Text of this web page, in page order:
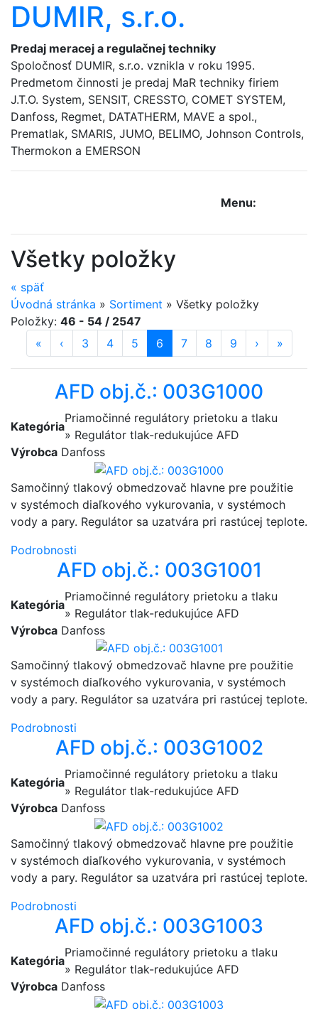
DUMIR, s.r.o.
Predaj meracej a regulačnej techniky
Spoločnosť DUMIR, s.r.o. vznikla v roku 1995.
Predmetom činnosti je predaj MaR techniky firiem
J.T.O. System, SENSIT, CRESSTO, COMET SYSTEM,
Danfoss, Regmet, DATATHERM, MAVE a spol.,
Prematlak, SMARIS, JUMO, BELIMO, Johnson Controls,
Thermokon a EMERSON
Menu:
Všetky položky
« späť
Úvodná stránka » Sortiment » Všetky položky
Položky: 46 - 54 / 2547
« prvá strana
‹ predošlá strana
strana
3 strana
4 strana
5 strana
6 (aktuálna)
strana
7 strana
8 strana
9 ďalšia
› »
AFD obj.č.: 003G1000
Kategória
Priamočinné regulátory prietoku a tlaku
» Regulátor tlak-redukujúce AFD
Výrobca Danfoss
Samočinný tlakový obmedzovač hlavne pre použitie
v systémoch diaľkového vykurovania, v systémoch
vody a pary. Regulátor sa uzatvára pri rastúcej teplote.
Podrobnosti
AFD obj.č.: 003G1001
Kategória
Priamočinné regulátory prietoku a tlaku
» Regulátor tlak-redukujúce AFD
Výrobca Danfoss
Samočinný tlakový obmedzovač hlavne pre použitie
v systémoch diaľkového vykurovania, v systémoch
vody a pary. Regulátor sa uzatvára pri rastúcej teplote.
Podrobnosti
AFD obj.č.: 003G1002
Kategória
Priamočinné regulátory prietoku a tlaku
» Regulátor tlak-redukujúce AFD
Výrobca Danfoss
Samočinný tlakový obmedzovač hlavne pre použitie
v systémoch diaľkového vykurovania, v systémoch
vody a pary. Regulátor sa uzatvára pri rastúcej teplote.
Podrobnosti
AFD obj.č.: 003G1003
Kategória
Priamočinné regulátory prietoku a tlaku
» Regulátor tlak-redukujúce AFD
Výrobca Danfoss